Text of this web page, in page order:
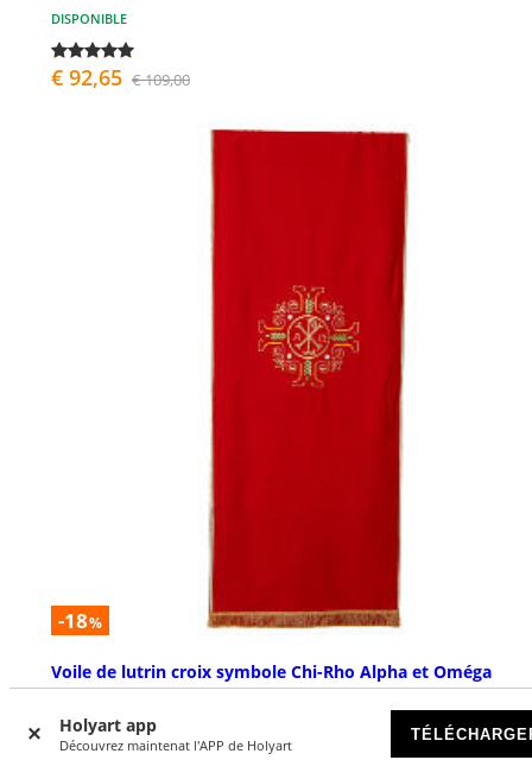
Holyart app
Découvrez maintenat l'APP de Holyart
DISPONIBLE
€ 92,65 € 109,00
-18%
Voile de lutrin croix symbole Chi-Rho Alpha et Oméga